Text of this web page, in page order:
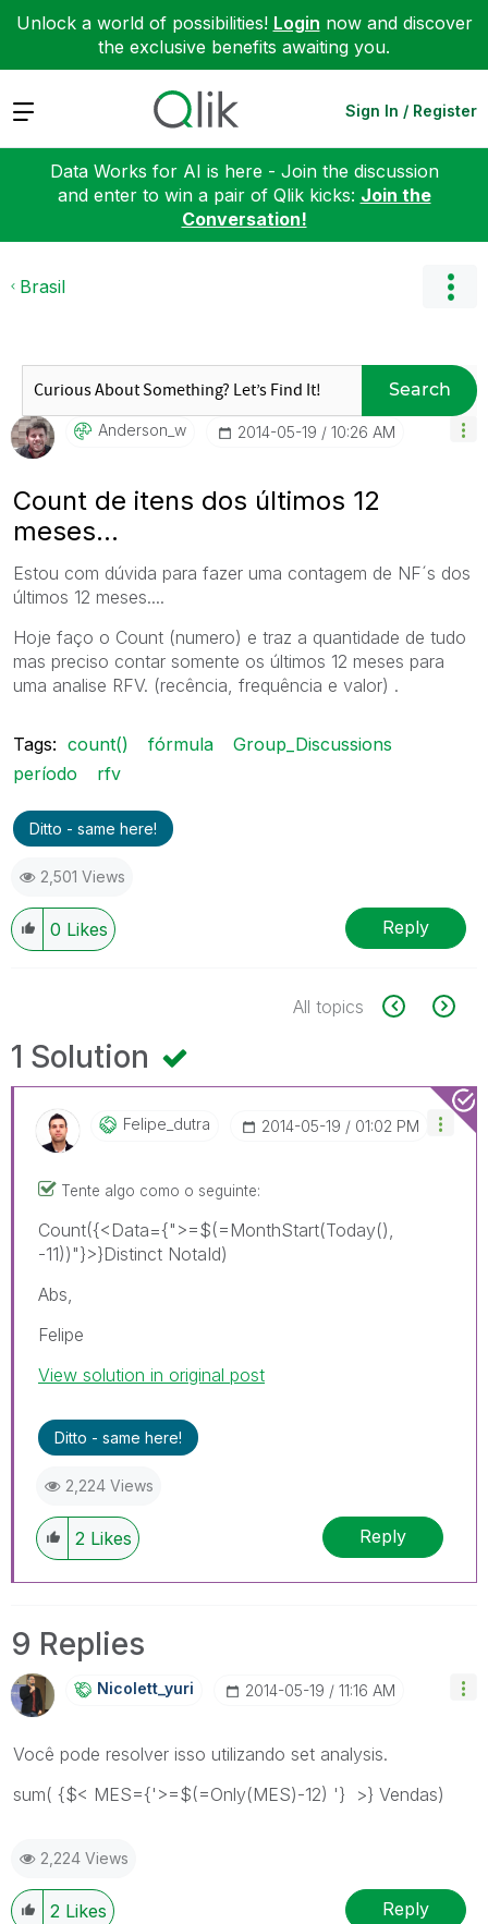
Unlock a world of possibilities! Login now and discover
the exclusive benefits awaiting you.
Expand Sign In / Register
Data Works for AI is here - Join the discussion
and enter to win a pair of Qlik kicks: Join the
Conversation!
Brasil
Search
Anderson_w ‎2014-05-19 10:26 AM
Count de itens dos últimos 12
meses...
Estou com dúvida para fazer uma contagem de NF´s dos
últimos 12 meses....
Hoje faço o Count (numero) e traz a quantidade de tudo
mas preciso contar somente os últimos 12 meses para
uma analise RFV. (recência, frequência e valor) .
Tags: count() fórmula
Group_Discussions
período
rfv
Ditto - same here!
2,501 Views
0 Likes Reply
All topics
1 Solution
Felipe_dutra ‎2014-05-19 01:02 PM
Tente algo como o seguinte:
Count({<Data={">=$(=MonthStart(Today(),
-11))"}>}Distinct NotaId)
Abs,
Felipe
View solution in original post
Ditto - same here!
2,224 Views
2 Likes Reply
9 Replies
Nicolett_yuri ‎2014-05-19 11:16 AM
Você pode resolver isso utilizando set analysis.
sum( {$< MES={'>=$(=Only(MES)-12) '} >} Vendas)
2,224 Views
2 Likes Reply